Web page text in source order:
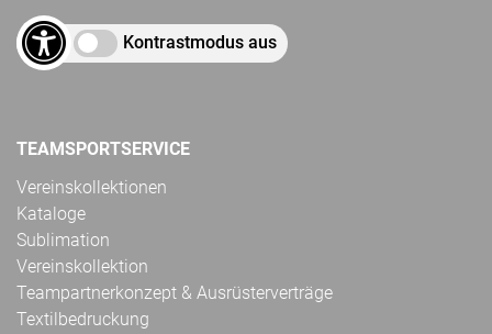
Kontrastmodus aus
TEAMSPORTSERVICE
Vereinskollektionen
Kataloge
Sublimation
Vereinskollektion
Teampartnerkonzept & Ausrüsterverträge
Textilbedruckung